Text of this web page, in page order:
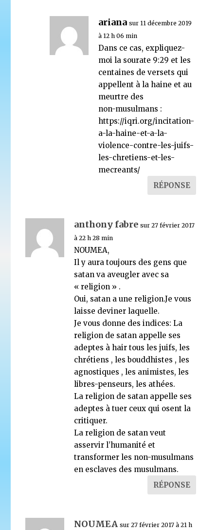
ariana sur 11 décembre 2019
à 12 h 06 min
Dans ce cas, expliquez-
moi la sourate 9:29 et les
centaines de versets qui
appellent à la haine et au
meurtre des
non-musulmans :
https://iqri.org/incitation-
a-la-haine-et-a-la-
violence-contre-les-juifs-
les-chretiens-et-les-
mecreants/
RÉPONSE
anthony fabre sur 27 février 2017
à 22 h 28 min
NOUMEA,
Il y aura toujours des gens que
satan va aveugler avec sa
« religion » .
Oui, satan a une religion.Je vous
laisse deviner laquelle.
Je vous donne des indices: La
religion de satan appelle ses
adeptes à hair tous les juifs, les
chrétiens , les bouddhistes , les
agnostiques , les animistes, les
libres-penseurs, les athées.
La religion de satan appelle ses
adeptes à tuer ceux qui osent la
critiquer.
La religion de satan veut
asservir l’humanité et
transformer les non-musulmans
en esclaves des musulmans.
RÉPONSE
NOUMEA sur 27 février 2017 à 21 h